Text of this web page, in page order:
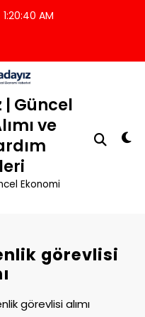
1:20:40 AM
| Güncel
ve
Ekonomi
görevlisi
görevlisi alımı